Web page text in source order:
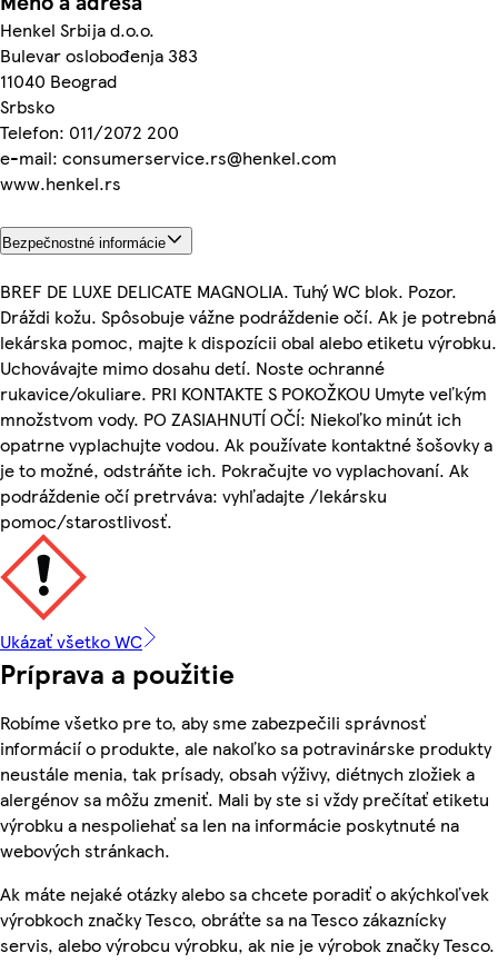
Henkel Srbija d.o.o.
Bulevar oslobođenja 383
11040 Beograd
Srbsko
Telefon: 011/2072 200
e-mail: consumerservice.rs@henkel.com
www.henkel.rs
Bezpečnostné informácie
BREF DE LUXE DELICATE MAGNOLIA. Tuhý WC blok. Pozor.
Dráždi kožu. Spôsobuje vážne podráždenie očí. Ak je potrebná
lekárska pomoc, majte k dispozícii obal alebo etiketu výrobku.
Uchovávajte mimo dosahu detí. Noste ochranné
rukavice/okuliare. PRI KONTAKTE S POKOŽKOU Umyte veľkým
množstvom vody. PO ZASIAHNUTÍ OČÍ: Niekoľko minút ich
opatrne vyplachujte vodou. Ak používate kontaktné šošovky a
je to možné, odstráňte ich. Pokračujte vo vyplachovaní. Ak
podráždenie očí pretrváva: vyhľadajte /lekársku
pomoc/starostlivosť.
Ukázať všetko WC
Príprava a použitie
Robíme všetko pre to, aby sme zabezpečili správnosť
informácií o produkte, ale nakoľko sa potravinárske produkty
neustále menia, tak prísady, obsah výživy, diétnych zložiek a
alergénov sa môžu zmeniť. Mali by ste si vždy prečítať etiketu
výrobku a nespoliehať sa len na informácie poskytnuté na
webových stránkach.
Ak máte nejaké otázky alebo sa chcete poradiť o akýchkoľvek
výrobkoch značky Tesco, obráťte sa na Tesco zákaznícky
servis, alebo výrobcu výrobku, ak nie je výrobok značky Tesco.